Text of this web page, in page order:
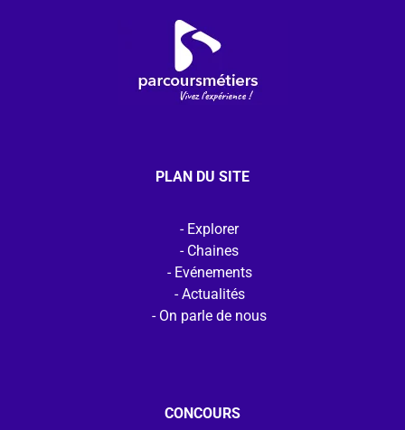
PLAN DU SITE
Explorer
Chaines
Evénements
Actualités
On parle de nous
CONCOURS